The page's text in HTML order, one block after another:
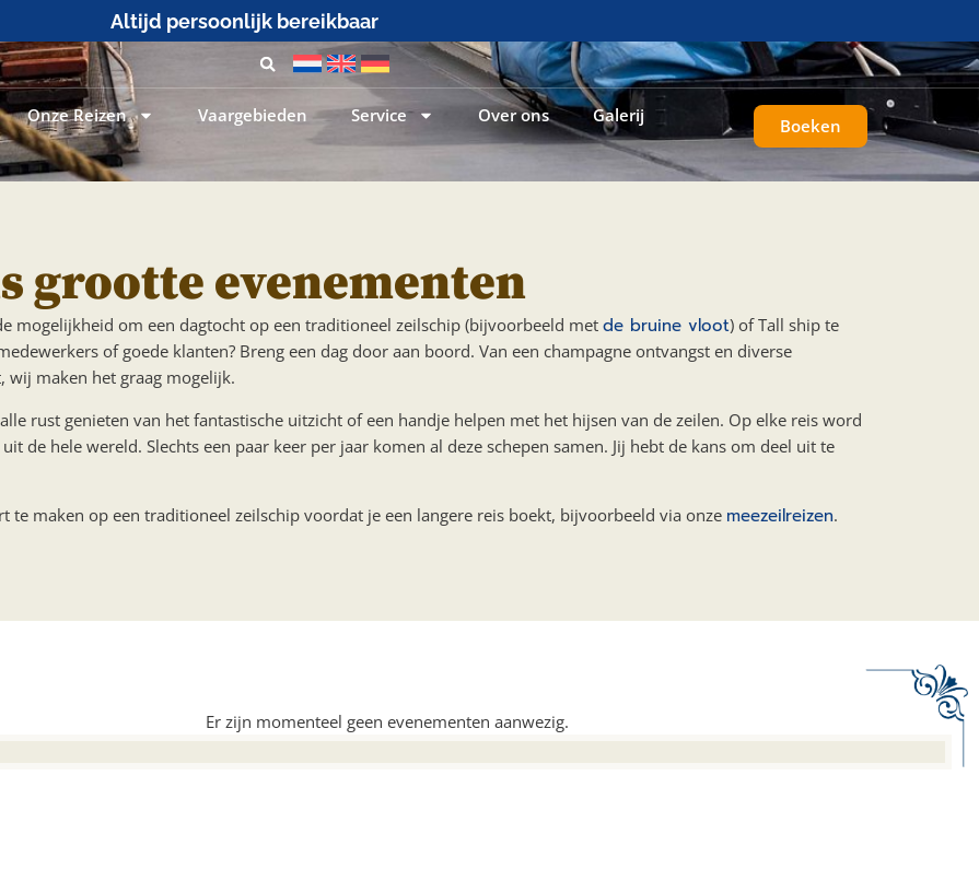
Altijd persoonlijk bereikbaar
Onze Reizen Vaargebieden Service Over ons Galerij Boeken
grootte evenementen
mogelijkheid om een dagtocht op een traditioneel zeilschip (bijvoorbeeld met de bruine vloot) of Tall ship te
of goede klanten? Breng een dag door aan boord. Van een champagne ontvangst en diverse
maken het graag mogelijk.
rust genieten van het fantastische uitzicht of een handje helpen met het hijsen van de zeilen. Op elke reis word
de hele wereld. Slechts een paar keer per jaar komen al deze schepen samen. Jij hebt de kans om deel uit te
te maken op een traditioneel zeilschip voordat je een langere reis boekt, bijvoorbeeld via onze meezeilreizen.
Er zijn momenteel geen evenementen aanwezig.